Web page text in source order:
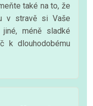
také na to, že
v stravě si Vaše
méně sladké
k dlouhodobému